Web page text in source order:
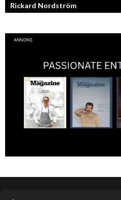
Rickard Nordström
Läraren som omfamnar sociala medier.